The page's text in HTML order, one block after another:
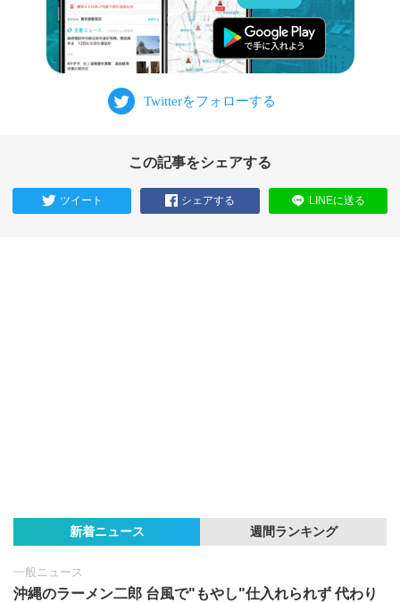
この記事をシェアする
ツイート シェアする LINEに送る
新着ニュース 週間ランキング
一般ニュース
沖縄のラーメン二郎 台風で"もやし"仕入れられず 代わり